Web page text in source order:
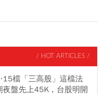
/ HOT ARTICLES /
檔「三高股」這檔法
盤先上45K，台股明開